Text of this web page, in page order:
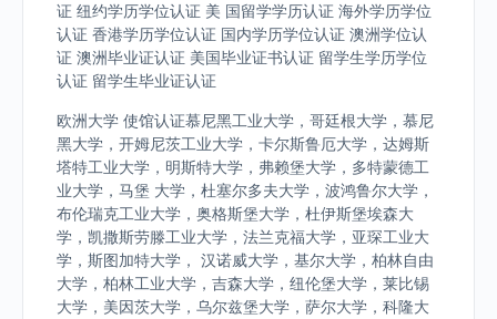
证 纽约学历学位认证 美 国留学学历认证 海外学历学位
认证 香港学历学位认证 国内学历学位认证 澳洲学位认
证 澳洲毕业证认证 美国毕业证书认证 留学生学历学位
认证 留学生毕业证认证
欧洲大学 使馆认证慕尼黑工业大学，哥廷根大学，慕尼
黑大学，开姆尼茨工业大学，卡尔斯鲁厄大学，达姆斯
塔特工业大学，明斯特大学，弗赖堡大学，多特蒙德工
业大学，马堡 大学，杜塞尔多夫大学，波鸿鲁尔大学，
布伦瑞克工业大学，奥格斯堡大学，杜伊斯堡埃森大
学，凯撒斯劳滕工业大学，法兰克福大学，亚琛工业大
学，斯图加特大学， 汉诺威大学，基尔大学，柏林自由
大学，柏林工业大学，吉森大学，纽伦堡大学，莱比锡
大学，美因茨大学，乌尔兹堡大学，萨尔大学，科隆大